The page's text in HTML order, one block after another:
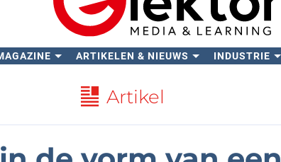
ARTIKELEN & NIEUWS INDUSTRIE
Artikel